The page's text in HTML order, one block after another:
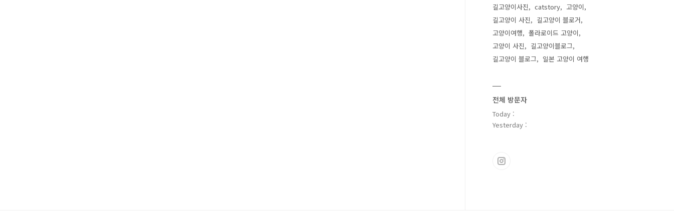
길고양이사진
catstory
고양이
길고양이 사진
길고양이 블로거
고양이여행
폴라로이드 고양이
고양이 사진
길고양이블로그
길고양이 블로그
일본 고양이 여행
전체 방문자
Today :
Yesterday :